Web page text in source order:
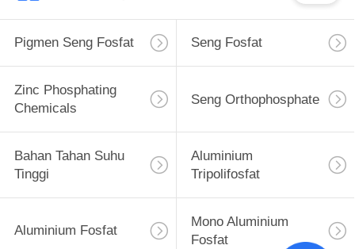
Pigmen Seng Fosfat Seng Fosfat
Zinc Phosphating
Chemicals
Seng Orthophosphate
Bahan Tahan Suhu
Tinggi
Aluminium
Tripolifosfat
Aluminium Fosfat
Mono Aluminium
Fosfat